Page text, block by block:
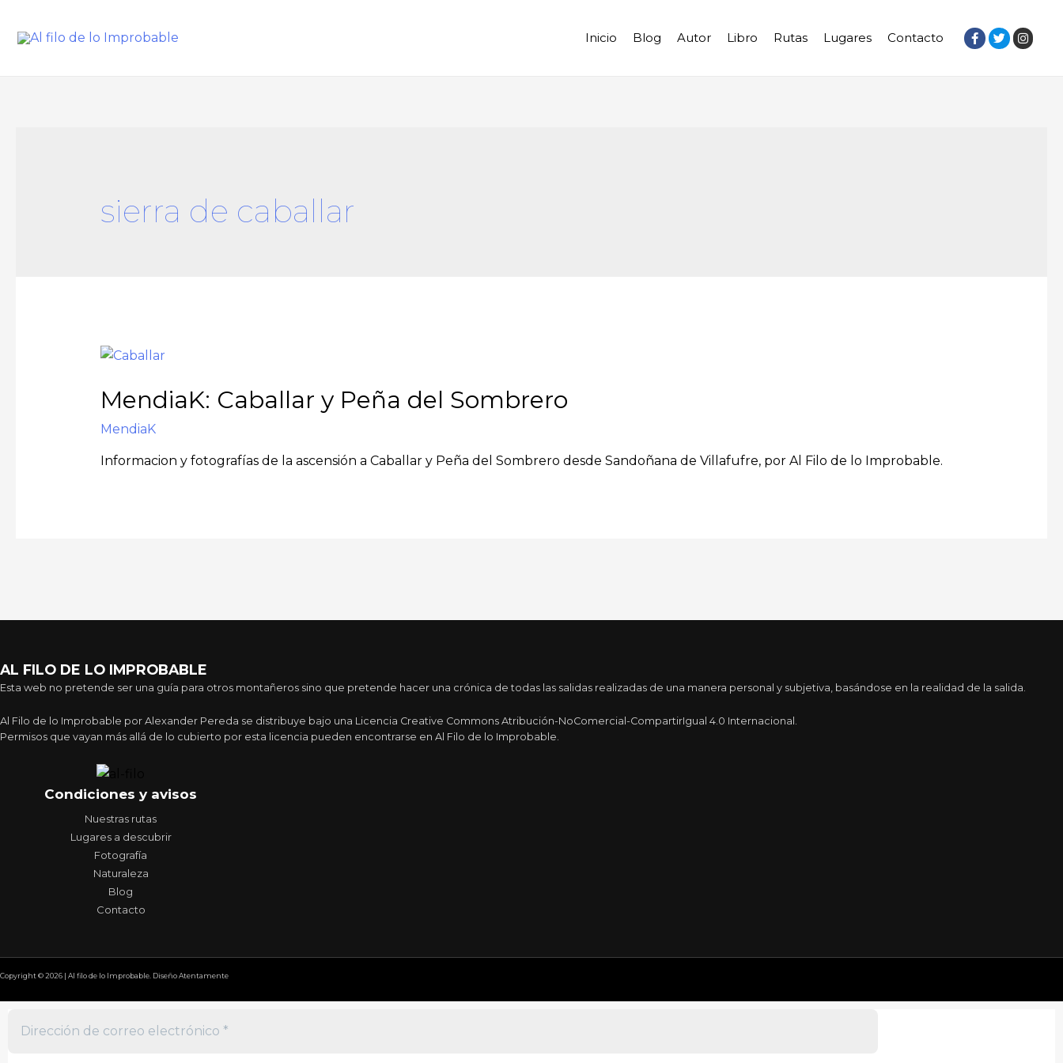
Inicio Blog Autor Libro Rutas Lugares Contacto
sierra de caballar
MendiaK: Caballar y Peña del Sombrero
MendiaK
Informacion y fotografías de la ascensión a Caballar y Peña del Sombrero desde Sandoñana de Villafufre, por Al Filo de lo Improbable.
AL FILO DE LO IMPROBABLE
Esta web no pretende ser una guía para otros montañeros sino que pretende hacer una crónica de todas las salidas realizadas de una manera personal y subjetiva, basándose en la realidad de la salida.
Al Filo de lo Improbable por Alexander Pereda se distribuye bajo una Licencia Creative Commons Atribución-NoComercial-CompartirIgual 4.0 Internacional.
Permisos que vayan más allá de lo cubierto por esta licencia pueden encontrarse en Al Filo de lo Improbable.
Condiciones y avisos
Nuestras rutas
Lugares a descubrir
Fotografía
Naturaleza
Blog
Contacto
Copyright © 2026 | Al filo de lo Improbable. Diseño Atentamente